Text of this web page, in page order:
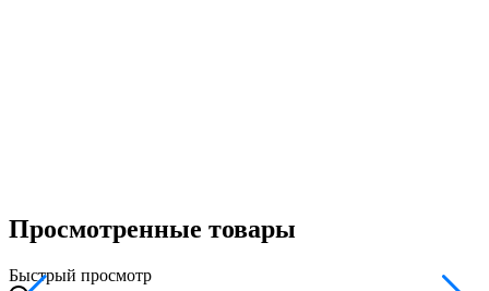
Просмотренные товары
Быстрый просмотр